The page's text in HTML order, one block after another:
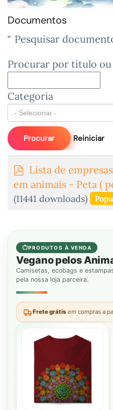
Documentos
Pesquisar
Procurar por título ou
Categoria
Procurar Reiniciar
p
d
f
Lista de
em animais - Peta (
(11441 downloads)
PRODUTOS À VENDA
Vegano pelos
Camisetas, ecobags e
pela nossa loja parceira.
Frete grátis em compras a